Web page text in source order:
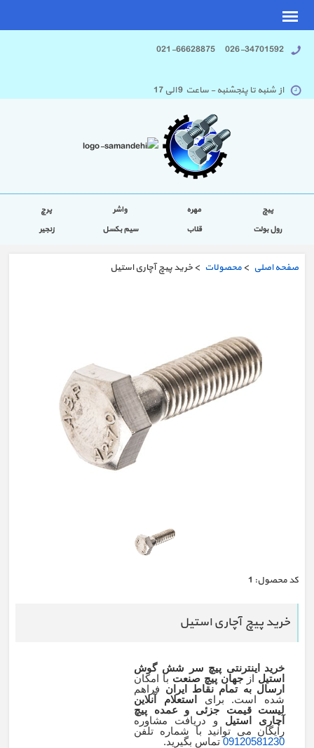
026-34701592 021-66628875
از شنبه تا پنجشنبه - ساعت 9 الی 17
پیچ مهره واشر
پرچ
رول بولت
قلاب سیم بکسل زنجیر
صفحه اصلی > محصولات > خرید پیچ آچاری استیل
كد محصول: 1
خرید پیچ آچاری استیل
خرید اینترنتی پیچ سر شش گوش
استیل
از جهان پیچ صنعت با امکان
ارسال به تمام نقاط ایران فراهم
شده است. برای
استعلام آنلاین
لیست قیمت جزئی و عمده پیچ
آچاری استیل و دریافت مشاوره
رایگان می توانید با شماره تلفن
09120581230تماس بگیرید.